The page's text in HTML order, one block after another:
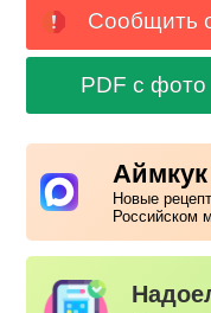
Сообщить
PDF с фото
Новые
Российском